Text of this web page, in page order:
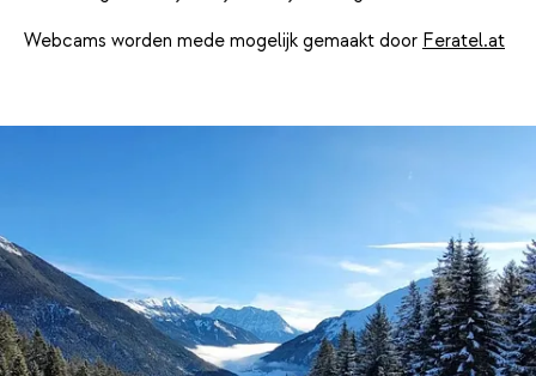
Webcams worden mede mogelijk gemaakt door Feratel.at